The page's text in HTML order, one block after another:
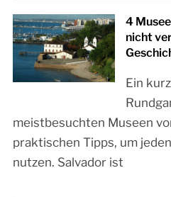
4
nicht
Ein
meistbesuchten Museen
praktischen Tipps, um
nutzen. Salvador ist